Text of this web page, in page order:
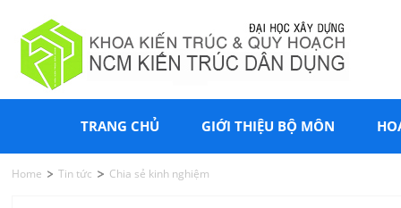
TRANG CHỦ GIỚI THIỆU BỘ MÔN
Home Tin tức Chia sẻ kinh nghiệm